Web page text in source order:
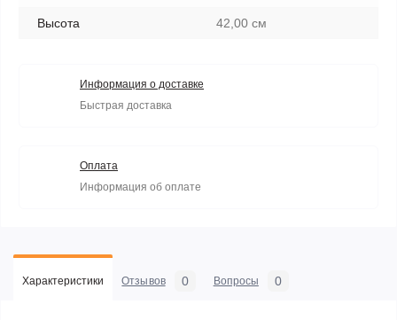
Высота 42,00 см
Информация о доставке
Быстрая доставка
Оплата
Информация об оплате
Характеристики Отзывов 0 Вопросы 0